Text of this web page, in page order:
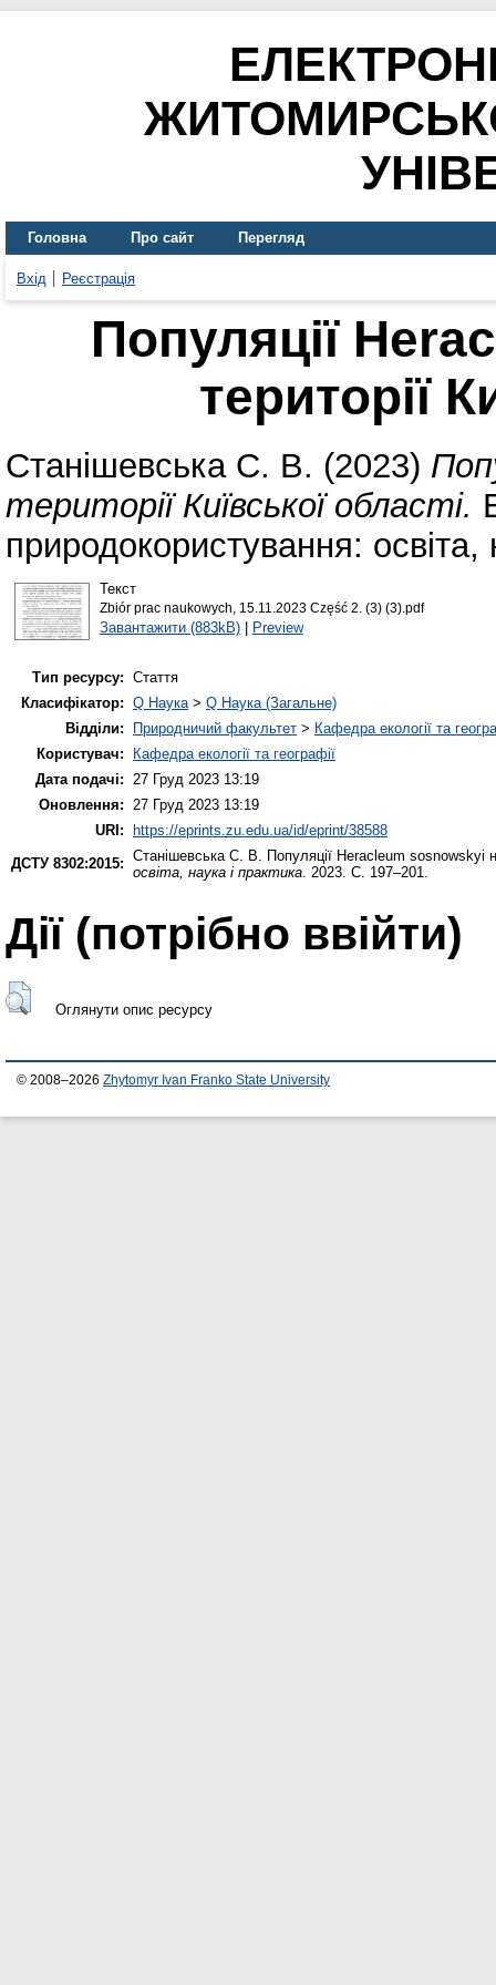
Головна Про сайт Перегляд
Вхід Реєстрація
Популяції
території
Станішевська С. В. (2023)
території Київської області.
природокористування:
Текст
Zbiór prac naukowych, 15.11.2023 Część 2. (3) (3).pdf
Завантажити (883kB)| Preview
Тип ресурсу: Стаття
Класифікатор: Q Наука> Q Наука (Загальне)
Відділи:
Природничий факультет > Кафедра екології та
Користувач:
Кафедра екології та географії
Дата подачі: 27 Груд 2023 13:19
Оновлення: 27 Груд 2023 13:19
URI:
https://eprints.zu.edu.ua/id/eprint/38588
ДСТУ 8302:2015: Станішевська С. В. Популяції Heracleum sosnowskyi
освіта, наука і практика. 2023. С. 197–201.
Дії ​​(потрібно ввійти)
Оглянути опис ресурсу
© 2008–2026 Zhytomyr Ivan Franko State University